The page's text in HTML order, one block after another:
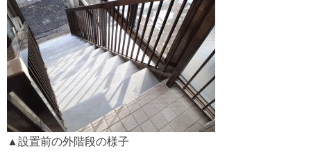
▲設置前の外階段の様子